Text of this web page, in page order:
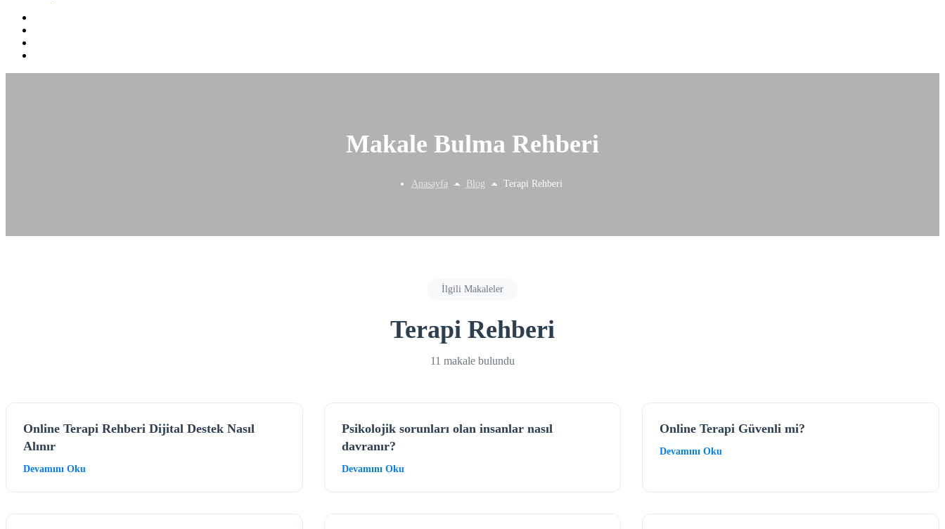
Makale Bulma Rehberi
Anasayfa Blog Terapi Rehberi
İlgili Makaleler
Terapi Rehberi
11 makale bulundu
Online Terapi Rehberi Dijital Destek Nasıl
Alınır
Devamını Oku
Psikolojik sorunları olan insanlar nasıl
davranır?
Devamını Oku
Online Terapi Güvenli mi?
Devamını Oku